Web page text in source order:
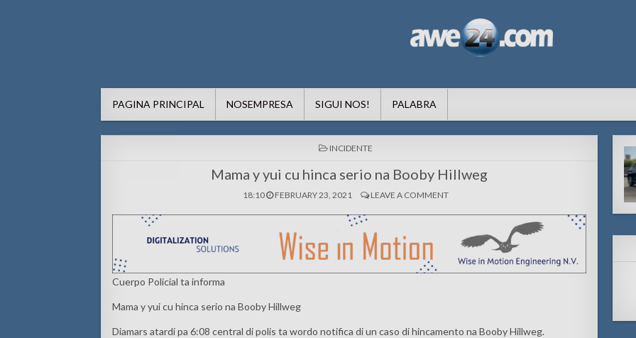
PAGINA PRINCIPAL NOSEMPRESA SIGUI NOS! PALABRA
POSTED
IN
INCIDENTE
Mama y yui cu hinca serio na Booby Hillweg
18:10 FEBRUARY 23, 2021 LEAVE A COMMENT
Cuerpo Policial ta informa
Mama y yui cu hinca serio na Booby Hillweg
Diamars atardi pa 6:08 central di polis ta wordo notifica di un caso di hincamento na Booby Hillweg.